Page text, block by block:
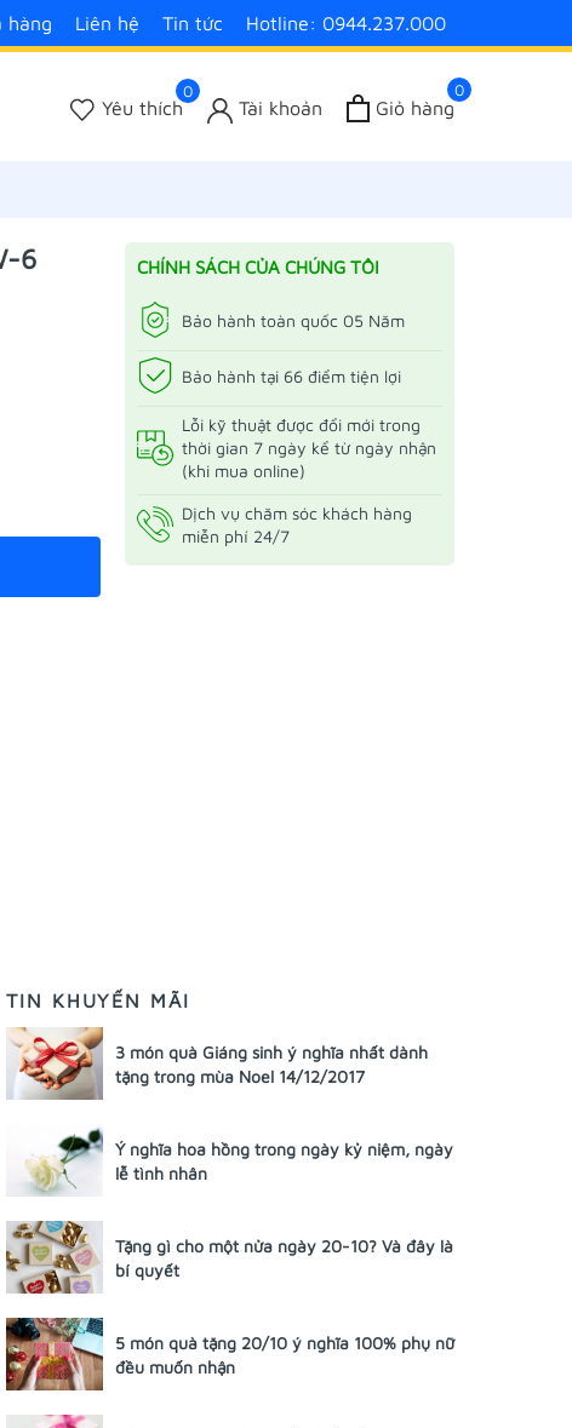
hàng Liên hệ Tin tức Hotline: 0944.237.000
0
Yêu thích Tài khoản
0
Giỏ hàng
6
CHÍNH SÁCH CỦA CHÚNG TÔI
Bảo hành toàn quốc 05 Năm
Bảo hành tại 66 điểm tiện lợi
Lỗi kỹ thuật được đổi mới trong
thời gian 7 ngày kể từ ngày nhận
(khi mua online)
Dịch vụ chăm sóc khách hàng
miễn phí 24/7
TIN KHUYẾN MÃI
3 món quà Giáng sinh ý nghĩa nhất dành
tặng trong mùa Noel 14/12/2017
Ý nghĩa hoa hồng trong ngày kỷ niệm, ngày
lễ tình nhân
Tặng gì cho một nửa ngày 20-10? Và đây là
bí quyết
5 món quà tặng 20/10 ý nghĩa 100% phụ nữ
đều muốn nhận